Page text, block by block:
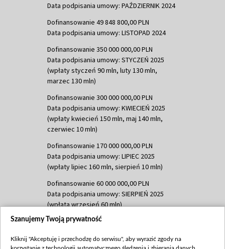
Data podpisania umowy: PAŹDZIERNIK 2024
Dofinansowanie 49 848 800,00 PLN
Data podpisania umowy: LISTOPAD 2024
Dofinansowanie 350 000 000,00 PLN
Data podpisania umowy: STYCZEŃ 2025
(wpłaty styczeń 90 mln, luty 130 mln,
marzec 130 mln)
Dofinansowanie 300 000 000,00 PLN
Data podpisania umowy: KWIECIEŃ 2025
(wpłaty kwiecień 150 mln, maj 140 mln,
czerwiec 10 mln)
Dofinansowanie 170 000 000,00 PLN
Data podpisania umowy: LIPIEC 2025
(wpłaty lipiec 160 mln, sierpień 10 mln)
Dofinansowanie 60 000 000,00 PLN
Data podpisania umowy: SIERPIEŃ 2025
(wpłata wrzesień 60 mln)
Dofinansowanie 635 783 051,21 PLN
(wpłata wrzesień 100 mln, październik 350
Szanujemy Twoją prywatność
Kliknij "Akceptuję i przechodzę do serwisu", aby wyrazić zgody na